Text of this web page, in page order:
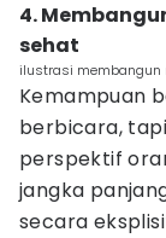
4.
sehat
ilustrasi membangun
Kemampuan
berbicara,
perspektif
jangka
secara